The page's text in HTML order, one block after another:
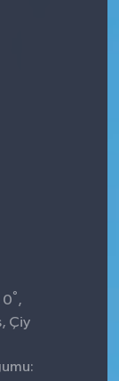
0° ,
Çiy